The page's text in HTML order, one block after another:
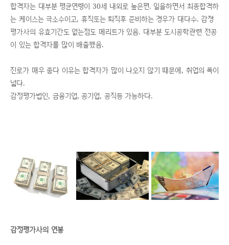
합격자는 대부분 평균연령이 30세 내외로 높은편. 일을하면서 최종합격하
는 케이스는 극소수이고, 휴직또는 퇴직후 준비하는 경우가 대다수. 감졍
평가사의 유효기간도 없는점도 메리트가 있음. 대부분 도시공학관련 전공
이 있는 합격자를 많이 배출했음.
진로가 매우 좋다 이유는 합격자가 많이 나오지 않기 때문에, 취업의 폭이
넓다.
감정평가법인, 금융기업, 공기업, 공직등 가능하다.
감정평가사의 연봉